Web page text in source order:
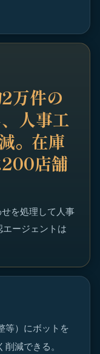
万件の
人事工
。在庫
店舗
を処理して人事
ージェントは
等）にボットを
減できる。